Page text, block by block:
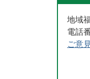
地域
電話
ご意